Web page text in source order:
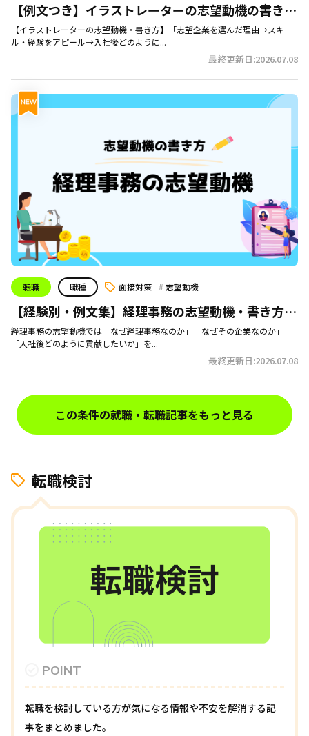
【例文つき】イラストレーターの志望動機の書き方
をかんたん解説
【イラストレーターの志望動機・書き方】「志望企業を選んだ理由→スキ
ル・経験をアピール→入社後どのように...
最終更新日:2026.07.08
転職 職種 面接対策 志望動機
【経験別・例文集】経理事務の志望動機・書き方｜
コピペOK！
経理事務の志望動機では「なぜ経理事務なのか」「なぜその企業なのか」
「入社後どのように貢献したいか」を...
最終更新日:2026.07.08
この条件の就職・転職記事をもっと見る
転職検討
POINT
転職を検討している方が気になる情報や不安を解消する記
事をまとめました。